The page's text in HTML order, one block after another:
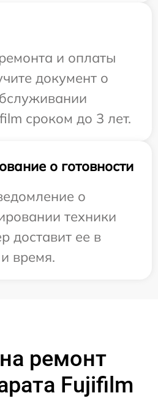
и оплаты
документ о
сроком до 3 лет.
о готовности
о
техники
доставит ее в
время.
ремонт
Fujifilm